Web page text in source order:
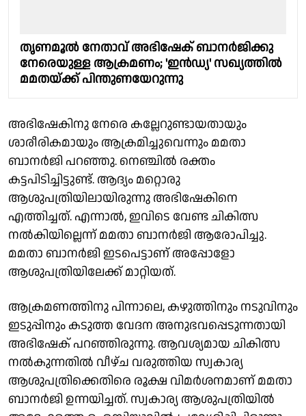
തൃണമൂല്‍ നേതാവ് അഭിഷേക് ബാനര്‍ജിക്കു
നേരെയുള്ള ആക്രമണം; 'ഇൻഡ്യ' സഖ്യത്തില്‍
മമതയ്ക്ക് പിന്തുണയേറുന്നു
അഭിഷേകിനു നേരെ കല്ലേറുണ്ടായതായും
ശാരീരികമായും ആക്രമിച്ചുവെന്നും മമതാ
ബാനര്‍ജി പറഞ്ഞു. നെഞ്ചില്‍ രക്തം
കട്ടപിടിച്ചിട്ടുണ്ട്. ആദ്യം മറ്റൊരു
ആശുപത്രിയിലായിരുന്നു അഭിഷേകിനെ
എത്തിച്ചത്. എന്നാല്‍, ഇവിടെ വേണ്ട ചികിത്സ
നല്‍കിയില്ലെന്ന് മമതാ ബാനര്‍ജി ആരോപിച്ചു.
മമതാ ബാനര്‍ജി ഇടപെട്ടാണ് അപ്പോളോ
ആശുപത്രിയിലേക്ക് മാറ്റിയത്.
ആക്രമണത്തിനു പിന്നാലെ, കഴുത്തിനും നടുവിനും
ഇടുപ്പിനും കടുത്ത വേദന അനുഭവപ്പെടുന്നതായി
അഭിഷേക് പറഞ്ഞിരുന്നു. ആവശ്യമായ ചികിത്സ
നല്‍കുന്നതില്‍ വീഴ്ച വരുത്തിയ സ്വകാര്യ
ആശുപത്രിക്കെതിരെ രൂക്ഷ വിമര്‍ശനമാണ് മമതാ
ബാനര്‍ജി ഉന്നയിച്ചത്. സ്വകാര്യ ആശുപത്രിയില്‍